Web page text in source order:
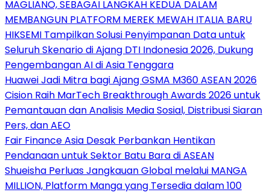
MAGLIANO, SEBAGAI LANGKAH KEDUA DALAM
MEMBANGUN PLATFORM MEREK MEWAH ITALIA BARU
HIKSEMI Tampilkan Solusi Penyimpanan Data untuk
Seluruh Skenario di Ajang DTI Indonesia 2026, Dukung
Pengembangan AI di Asia Tenggara
Huawei Jadi Mitra bagi Ajang GSMA M360 ASEAN 2026
Cision Raih MarTech Breakthrough Awards 2026 untuk
Pemantauan dan Analisis Media Sosial, Distribusi Siaran
Pers, dan AEO
Fair Finance Asia Desak Perbankan Hentikan
Pendanaan untuk Sektor Batu Bara di ASEAN
Shueisha Perluas Jangkauan Global melalui MANGA
MILLION, Platform Manga yang Tersedia dalam 100